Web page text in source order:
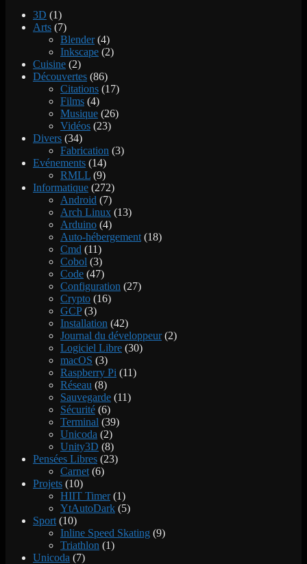
3D (1)
Arts (7)
Blender(4)
Inkscape (2)
Cuisine (2)
Découvertes (86)
Citations (17)
Films (4)
Musique (26)
Vidéos (23)
Divers (34)
Fabrication (3)
Evénements (14)
RMLL (9)
Informatique (272)
Android (7)
Arch Linux (13)
Arduino (4)
Auto-hébergement (18)
Cmd (11)
Cobol (3)
Code (47)
Configuration (27)
Crypto (16)
GCP(3)
Installation (42)
Journal du développeur(2)
Logiciel Libre (30)
macOS (3)
Raspberry Pi (11)
Réseau (8)
Sauvegarde (11)
Sécurité (6)
Terminal (39)
Unicoda (2)
Unity3D (8)
Pensées Libres (23)
Carnet (6)
Projets (10)
HIIT Timer(1)
YtAutoDark (5)
Sport (10)
Inline Speed Skating (9)
Triathlon (1)
Unicoda (7)